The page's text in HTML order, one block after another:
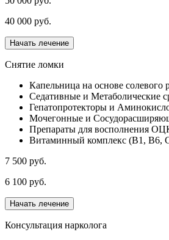
40 000 руб.
Начать лечение
Снятие ломки
Капельница на основе солевого
Седативные и Метаболические
Гепатопротекторы и
Мочегонные и
Препараты для восполнения
Витаминный комплекс (В1, В6,
7 500 руб.
6 100 руб.
Начать лечение
Консультация нарколога